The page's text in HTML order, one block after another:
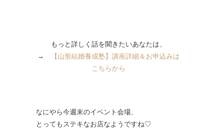
もっと詳しく話を聞きたいあなたは、
→
【山形結婚養成塾】講座詳細＆お申込みは
こちらから
なにやら今週末のイベント会場、
とってもステキなお店なようですね♡